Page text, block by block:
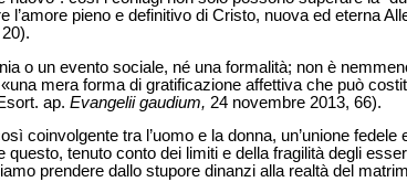
pieno e definitivo di Cristo, nuova ed eterna
o un evento sociale, né una formalità; non è
mera forma di gratificazione affettiva che può
ap. Evangelii gaudium, 24 novembre 2013, 66).
coinvolgente tra l’uomo e la donna, un’unione fedele
tenuto conto dei limiti e della fragilità degli
prendere dallo stupore dinanzi alla realtà del